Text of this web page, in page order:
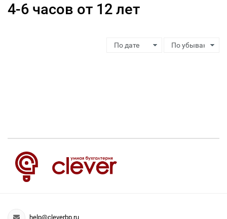
4-6 часов от 12 лет
help@cleverbp.ru